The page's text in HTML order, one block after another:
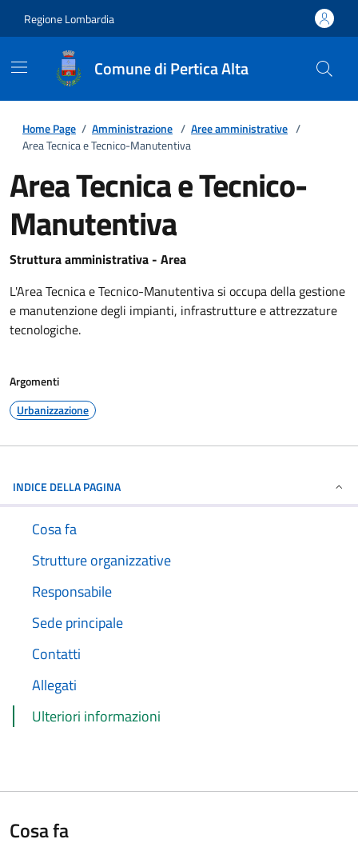
Regione Lombardia
Comune di Pertica Alta
Home Page / Amministrazione / Aree amministrative /
Area Tecnica e Tecnico-Manutentiva
Area Tecnica e Tecnico-
Manutentiva
Struttura amministrativa - Area
L'Area Tecnica e Tecnico-Manutentiva si occupa della gestione
e manutenzione degli impianti, infrastrutture e attrezzature
tecnologiche.
Argomenti
Urbanizzazione
INDICE DELLA PAGINA
Cosa fa
Strutture organizzative
Responsabile
Sede principale
Contatti
Allegati
Ulteriori informazioni
Cosa fa